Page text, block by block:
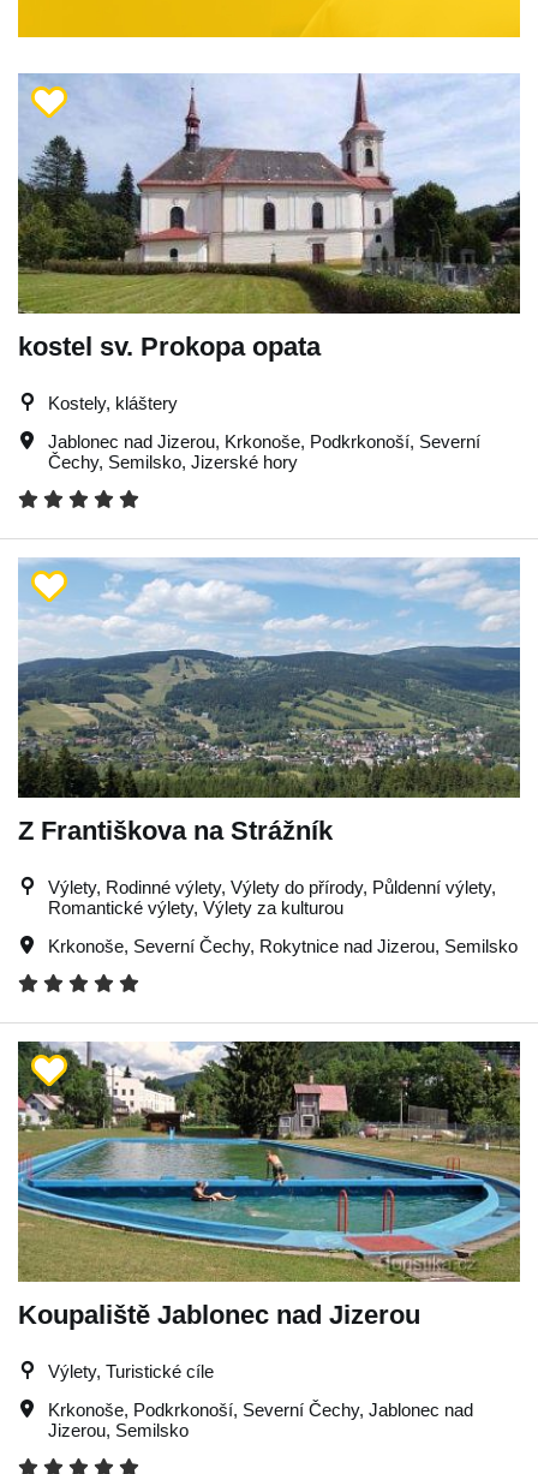
kostel sv. Prokopa opata
Kostely, kláštery
Jablonec nad Jizerou, Krkonoše, Podkrkonoší, Severní
Čechy, Semilsko, Jizerské hory
Z Františkova na Strážník
Výlety, Rodinné výlety, Výlety do přírody, Půldenní výlety,
Romantické výlety, Výlety za kulturou
Krkonoše, Severní Čechy, Rokytnice nad Jizerou, Semilsko
Koupaliště Jablonec nad Jizerou
Výlety, Turistické cíle
Krkonoše, Podkrkonoší, Severní Čechy, Jablonec nad
Jizerou, Semilsko